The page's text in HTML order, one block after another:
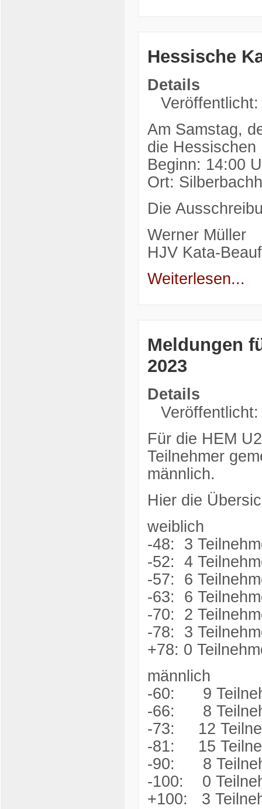
Hessische
Details
Am Samstag,
die
Beginn: 14:00
Ort:
Die
Werner Müller
HJV Kata-
Weiterlesen...
Meldungen
2023
Details
Für die HEM
Teilnehmer
männlich.
Hier die
weiblich
-48: 3
-52: 4
-57: 6
-63: 6
-70: 2
-78: 3
+78: 0
männlich
-60: 9
-66: 8
-73: 12
-81: 15
-90: 8
-100: 0
+100: 3